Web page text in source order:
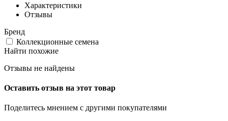
Характеристики
Отзывы
Бренд
Коллекционные семена
Найти похожие
Отзывы не найдены
Оставить отзыв на этот товар
Поделитесь мнением с другими покупателями